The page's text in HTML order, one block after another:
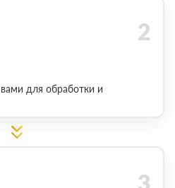
для обработки и